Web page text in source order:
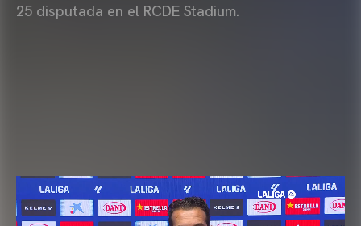
25 disputada en el RCDE Stadium.